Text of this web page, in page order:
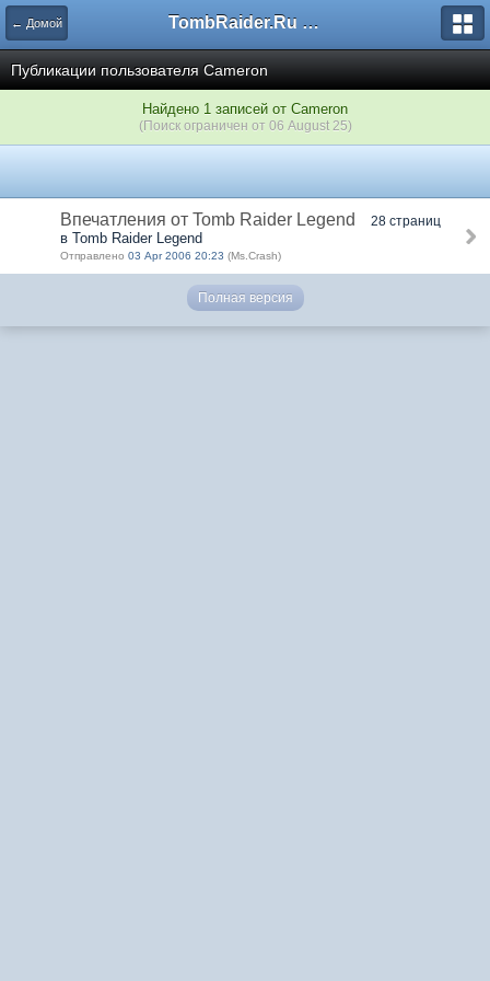
← Домой TombRaider.Ru - Форумы
Публикации пользователя Cameron
Найдено 1 записей от Cameron
(Поиск ограничен от 06 August 25)
Впечатления от Tomb Raider Legend 28 страниц
в Tomb Raider Legend
Отправлено 03 Apr 2006 20:23 (Ms.Crash)
Полная версия